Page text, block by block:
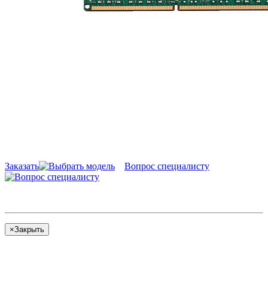
Заказать Вопрос специалисту
×Закрыть